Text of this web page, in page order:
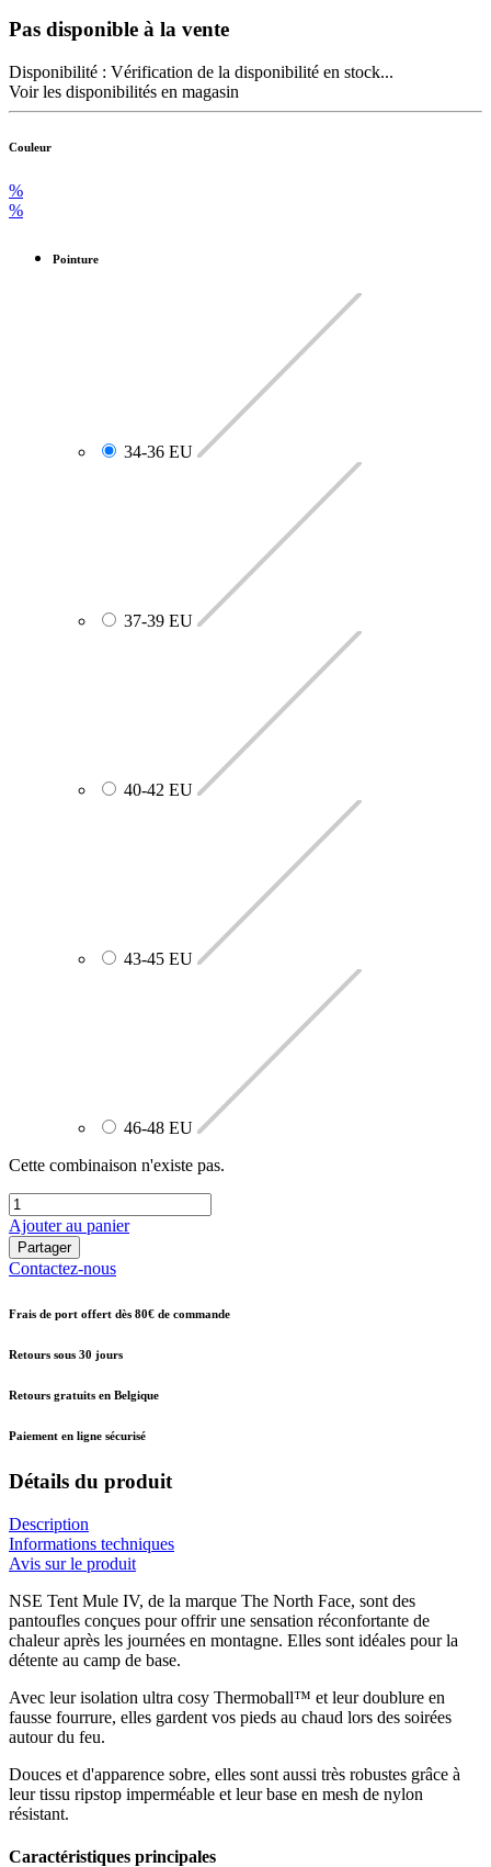
Pas disponible à la vente
Disponibilité : Vérification de la disponibilité en stock...
Voir les disponibilités en magasin
Couleur
%
%
Pointure
34-36 EU
37-39 EU
40-42 EU
43-45 EU
46-48 EU
Cette combinaison n'existe pas.
Ajouter au panier
Partager
Contactez-nous
Frais de port offert dès 80€ de commande
Retours sous 30 jours
Retours gratuits en Belgique
Paiement en ligne sécurisé
Détails du produit
Description
Informations techniques
Avis sur le produit
NSE Tent Mule IV, de la marque The North Face, sont des
pantoufles conçues pour offrir une sensation réconfortante de
chaleur après les journées en montagne. Elles sont idéales pour la
détente au camp de base.
Avec leur isolation ultra cosy Thermoball™ et leur doublure en
fausse fourrure, elles gardent vos pieds au chaud lors des soirées
autour du feu.
Douces et d'apparence sobre, elles sont aussi très robustes grâce à
leur tissu ripstop imperméable et leur base en mesh de nylon
résistant.
Caractéristiques principales